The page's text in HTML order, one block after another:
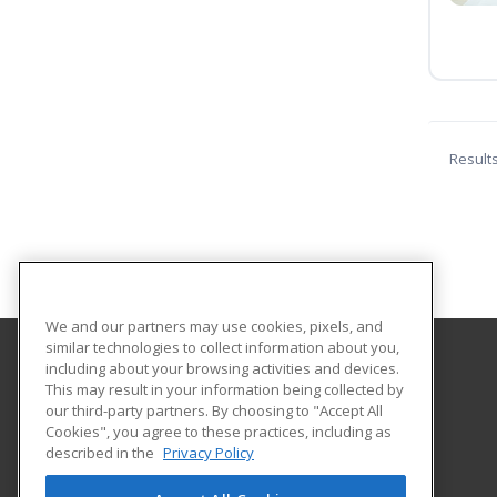
Indiana University South Bend
Extended Learning Services
1700 Mishawaka Avenue, PO Box 7111
Extended Learning Services
South Bend, IN 46634 US
We and our partners may use cookies, pixels, and
similar technologies to collect information about you,
including about your browsing activities and devices.
This may result in your information being collected by
our third-party partners. By choosing to "Accept All
Cookies", you agree to these practices, including as
described in the Privacy Policy